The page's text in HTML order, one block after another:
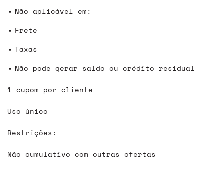
Não aplicável em:
Frete
Taxas
Não pode gerar saldo ou crédito residual
1 cupom por cliente
Uso único
Restrições:
Não cumulativo com outras ofertas